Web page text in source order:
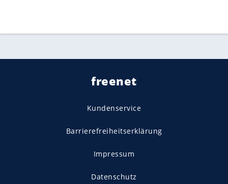
freenet
Kundenservice
Barrierefreiheitserklärung
Impressum
Datenschutz